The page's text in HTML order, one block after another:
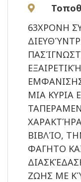
63ΧΡΟΝΗ
ΜΙΑ ΚΥΡΙΑ
ΒΙΒΛΊΟ,
ΦΑΓΗΤΟ
ΖΩΗΣ ΜΕ